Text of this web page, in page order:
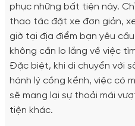
phục những bất tiện này.
thao tác đặt xe đơn giản,
giờ tại địa điểm bạn yêu
không cần lo lắng về việc
Đặc biệt, khi di chuyển với
hành lý cồng kềnh, việc có
sẽ mang lại sự thoải mái
tiện khác.